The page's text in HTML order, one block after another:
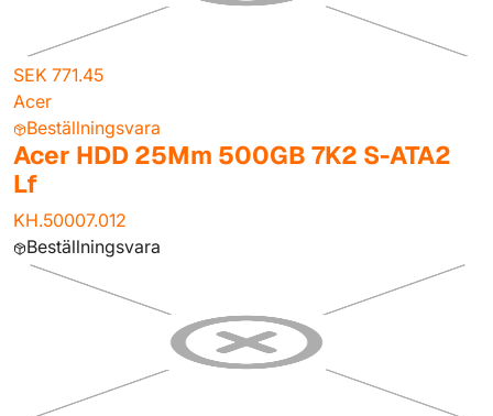
SEK 771.45
Acer
Beställningsvara
Acer HDD 25Mm 500GB 7K2 S-ATA2
Lf
KH.50007.012
Beställningsvara